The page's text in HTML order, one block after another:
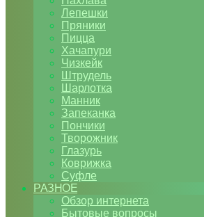
Лепешки
Пряники
Пицца
Хачапури
Чизкейк
Штрудель
Шарлотка
Манник
Запеканка
Пончики
Творожник
Глазурь
Коврижка
Суфле
РАЗНОЕ
Обзор интернета
Бытовые вопросы